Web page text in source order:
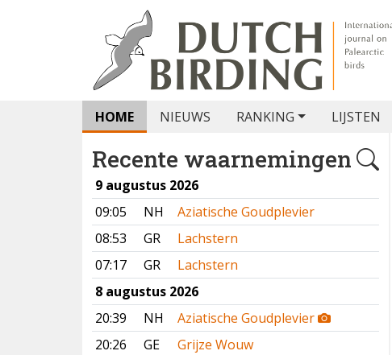
HOME NIEUWS RANKING LIJSTEN
Recente waarnemingen
9 augustus 2026
09:05
NH
Aziatische Goudplevier
08:53
GR
Lachstern
07:17
GR
Lachstern
8 augustus 2026
20:39
NH
Aziatische Goudplevier
20:26
GE
Grijze Wouw